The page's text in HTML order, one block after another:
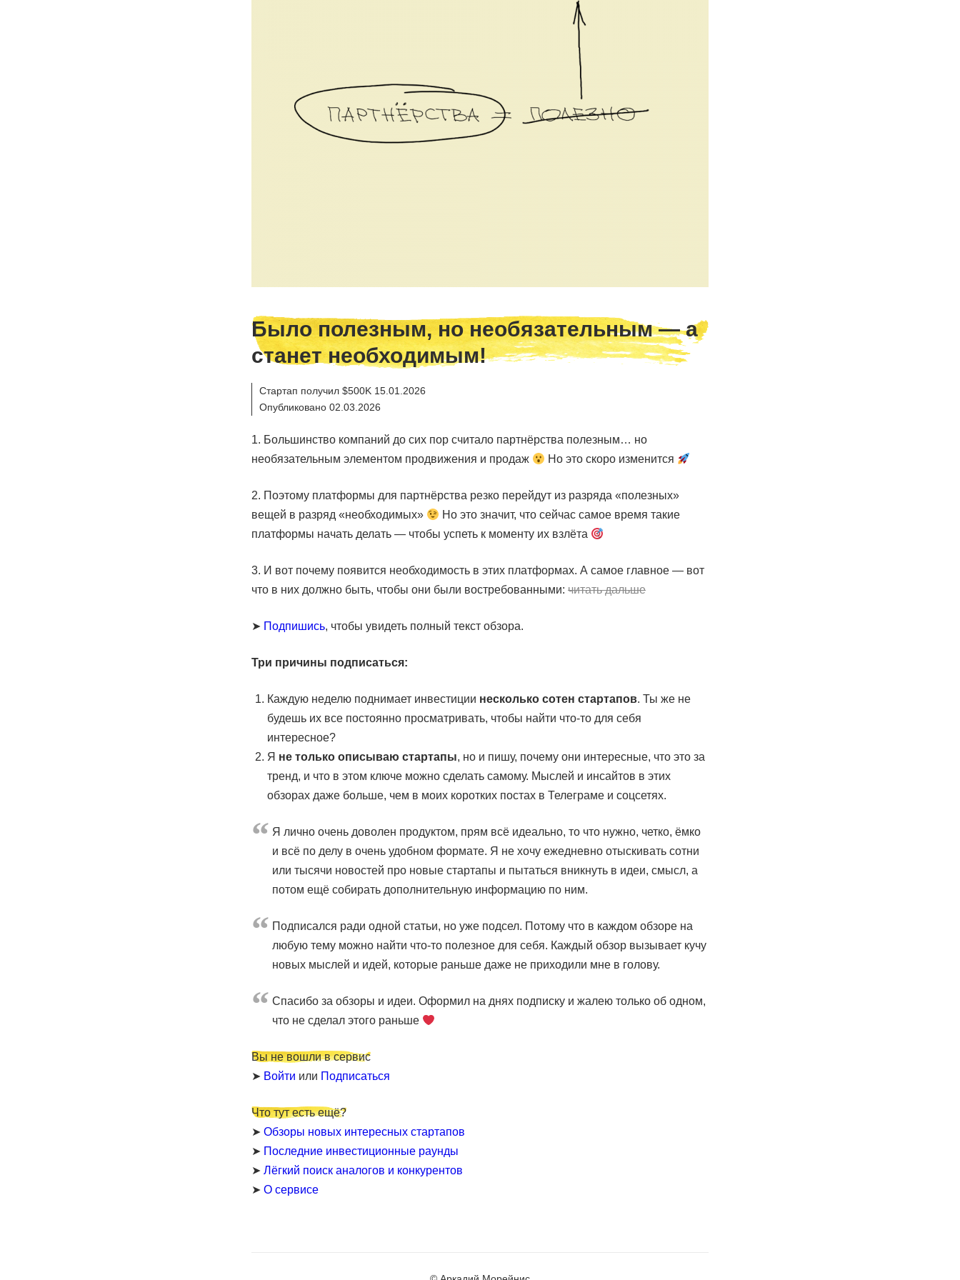
Было полезным, но необязательным — а
станет необходимым!
Стартап получил $500K 15.01.2026
Опубликовано 02.03.2026
1. Большинство компаний до сих пор считало партнёрства полезным… но
необязательным элементом продвижения и продаж
Но это скоро изменится
2. Поэтому платформы для партнёрства резко перейдут из разряда «полезных»
вещей в разряд «необходимых»
Но это значит, что сейчас самое время такие
платформы начать делать — чтобы успеть к моменту их взлёта
3. И вот почему появится необходимость в этих платформах. А самое главное — вот
что в них должно быть, чтобы они были востребованными: читать дальше
➤ Подпишись, чтобы увидеть полный текст обзора.
Три причины подписаться:
Каждую неделю поднимает инвестиции несколько сотен стартапов. Ты же не
будешь их все постоянно просматривать, чтобы найти что-то для себя
интересное?
Я не только описываю стартапы, но и пишу, почему они интересные, что это за
тренд, и что в этом ключе можно сделать самому. Мыслей и инсайтов в этих
обзорах даже больше, чем в моих коротких постах в Телеграме и соцсетях.
Я лично очень доволен продуктом, прям всё идеально, то что нужно, четко, ёмко
и всё по делу в очень удобном формате. Я не хочу ежедневно отыскивать сотни
или тысячи новостей про новые стартапы и пытаться вникнуть в идеи, смысл, а
потом ещё собирать дополнительную информацию по ним.
Подписался ради одной статьи, но уже подсел. Потому что в каждом обзоре на
любую тему можно найти что-то полезное для себя. Каждый обзор вызывает кучу
новых мыслей и идей, которые раньше даже не приходили мне в голову.
Cпасибо за обзоры и идеи. Оформил на днях подписку и жалею только об одном,
что не сделал этого раньше
Вы не вошли в сервис
➤ Войти или Подписаться
Что тут есть ещё?
➤ Обзоры новых интересных стартапов
➤ Последние инвестиционные раунды
➤ Лёгкий поиск аналогов и конкурентов
➤ О сервисе